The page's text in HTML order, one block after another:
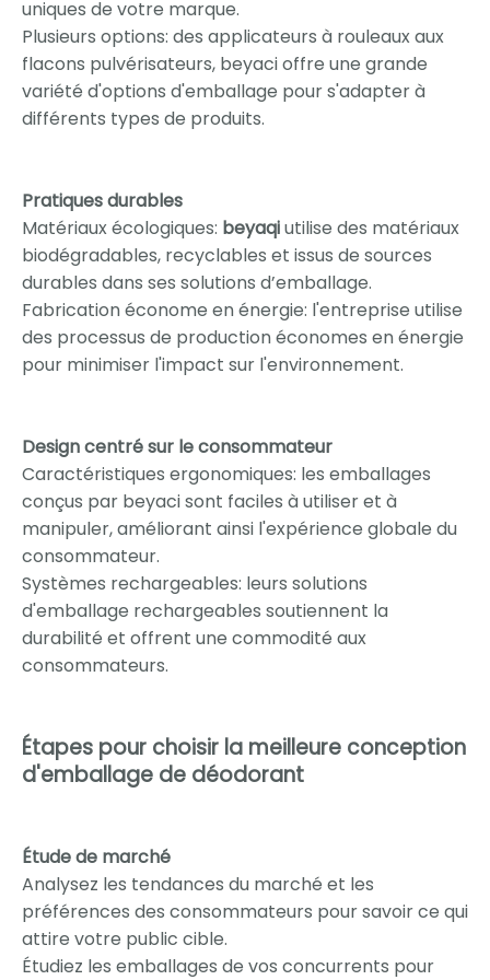
uniques de votre marque.
Plusieurs options: des applicateurs à rouleaux aux
flacons pulvérisateurs, beyaci offre une grande
variété d'options d'emballage pour s'adapter à
différents types de produits.
Pratiques durables
Matériaux écologiques: beyaqiutilise des matériaux
biodégradables, recyclables et issus de sources
durables dans ses solutions d’emballage.
Fabrication économe en énergie: l'entreprise utilise
des processus de production économes en énergie
pour minimiser l'impact sur l'environnement.
Design centré sur le consommateur
Caractéristiques ergonomiques: les emballages
conçus par beyaci sont faciles à utiliser et à
manipuler, améliorant ainsi l'expérience globale du
consommateur.
Systèmes rechargeables: leurs solutions
d'emballage rechargeables soutiennent la
durabilité et offrent une commodité aux
consommateurs.
Étapes pour choisir la meilleure conception
d'emballage de déodorant
Étude de marché
Analysez les tendances du marché et les
préférences des consommateurs pour savoir ce qui
attire votre public cible.
Étudiez les emballages de vos concurrents pour